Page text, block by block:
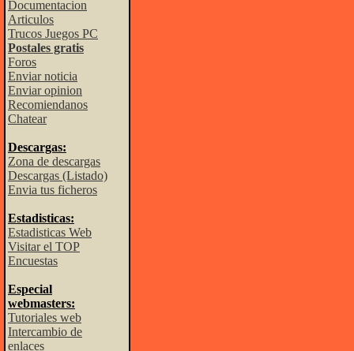
Documentacion
Articulos
Trucos Juegos PC
Postales gratis
Foros
Enviar noticia
Enviar opinion
Recomiendanos
Chatear
Descargas:
Zona de descargas
Descargas (Listado)
Envia tus ficheros
Estadisticas:
Estadisticas Web
Visitar el TOP
Encuestas
Especial
webmasters:
Tutoriales web
Intercambio de
enlaces